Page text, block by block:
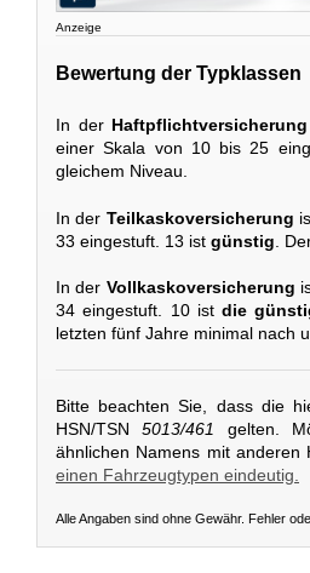
Anzeige
Bewertung der Typklassen
In der Haftpflichtversicherung
einer Skala von 10 bis 25
gleichem Niveau.
In der Teilkaskoversicherung
33 eingestuft. 13 ist günstig .
In der Vollkaskoversicherung
34 eingestuft. 10 istdie
letzten fünf Jahre minimal nach
Bitte beachten Sie, dass die
HSN/TSN5013/461
gelten.
ähnlichen Namens mit
einen Fahrzeugtypen eindeutig.
Alle Angaben sind ohne Gewähr. Fehler